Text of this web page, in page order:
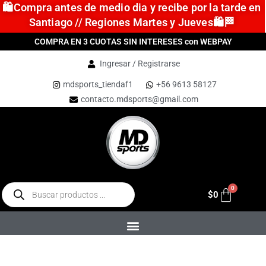
🛍️Compra antes de medio dia y recibe por la tarde en
Santiago // Regiones Martes y Jueves🛍️🏁
COMPRA EN 3 CUOTAS SIN INTERESES con WEBPAY
Ingresar / Registrarse
mdsports_tiendaf1
+56 9613 58127
contacto.mdsports@gmail.com
$0